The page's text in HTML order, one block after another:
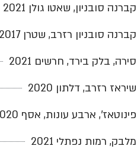
קברנה סובניון, שאטו גולן 2021
קברנה סובניון רזרב, שטרן 2017
סירה, בלק בירד, חרשים 2021
שיראז רזרב, דלתון 2020
פינוטאז', ארבע עונות, אסף 2020
מלבק, רמות נפתלי 2021